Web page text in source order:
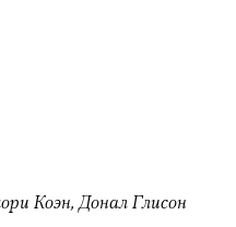
Коэн, Донал Глисон